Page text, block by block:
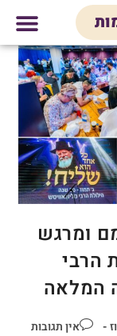
ומרגש
הרבי
המלאה
אין תגובות